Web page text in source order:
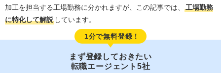
加工を担当する工場勤務に分かれますが、この記事では、
工場勤務
に特化して解説しています。
1分で無料登録！
まず登録しておきたい
転職エージェント5社